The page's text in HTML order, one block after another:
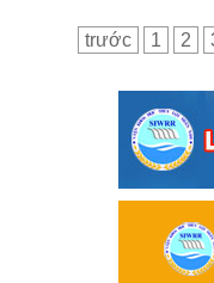
trước
1 2